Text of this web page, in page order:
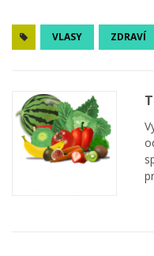
VLASY ZDRAVÍ